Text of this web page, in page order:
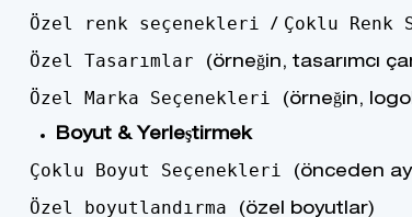
Özel renk seçenekleri / Çoklu Renk
Özel Tasarımlar
(örneğin, tasarımcı
Özel Marka Seçenekleri
(örneğin,
Boyut & Yerleştirmek
Çoklu Boyut Seçenekleri (önceden
Özel boyutlandırma (özel boyutlar)